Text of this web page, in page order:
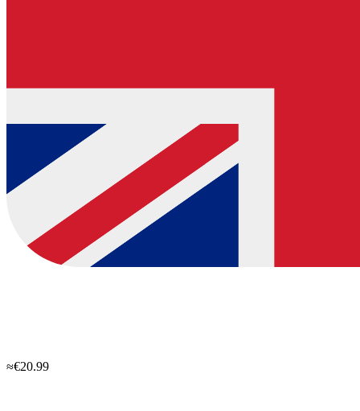
≈€20.99